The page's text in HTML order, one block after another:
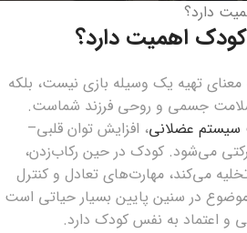
دارد؟
اهمیت دارد؟
تهیه یک وسیله بازی نیست، بلکه
سلامت جسمی و روحی فرزند شماست.
سیستم عضلانی، افزایش توان قلبی–
می‌شود. کودک در حین رکاب‌زدن،
تخلیه می‌کند، مهارت‌های تعادل و کنترل
موضوع در سنین پایین بسیار حیاتی است
و اعتماد به نفس کودک دارد.